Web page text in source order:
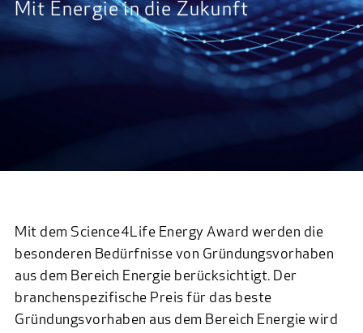
Mit Energie in die Zukunft
Mit dem Science4Life Energy Award werden die
besonderen Bedürfnisse von Gründungsvorhaben
aus dem Bereich Energie berücksichtigt. Der
branchenspezifische Preis für das beste
Gründungsvorhaben aus dem Bereich Energie wird